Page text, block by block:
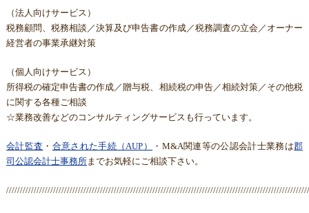
（法人向けサービス）
税務顧問、税務相談／決算及び申告書の作成／税務調査の立会／オーナー
経営者の事業承継対策
（個人向けサービス）
所得税の確定申告書の作成／贈与税、相続税の申告／相続対策／その他税
に関する各種ご相談
☆業務改善などのコンサルティングサービスも行っています。
会計監査 ・ 合意された手続（AUP） ・M&A関連等の公認会計士業務は郡
司公認会計士事務所までお気軽にご相談下さい。